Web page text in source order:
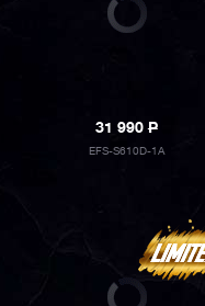
31 990P
EFS-S610D-1A